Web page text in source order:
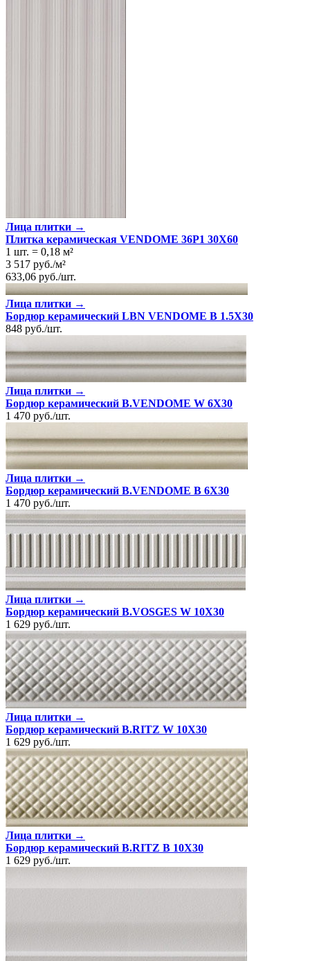
Лица плитки →
Плитка керамическая VENDOME 36P1 30X60
1 шт. = 0,18 м²
3 517 руб./м²
633,06 руб./шт.
Лица плитки →
Бордюр керамический LBN VENDOME B 1.5X30
848 руб./шт.
Лица плитки →
Бордюр керамический B.VENDOME W 6X30
1 470 руб./шт.
Лица плитки →
Бордюр керамический B.VENDOME B 6X30
1 470 руб./шт.
Лица плитки →
Бордюр керамический B.VOSGES W 10X30
1 629 руб./шт.
Лица плитки →
Бордюр керамический B.RITZ W 10X30
1 629 руб./шт.
Лица плитки →
Бордюр керамический B.RITZ B 10X30
1 629 руб./шт.